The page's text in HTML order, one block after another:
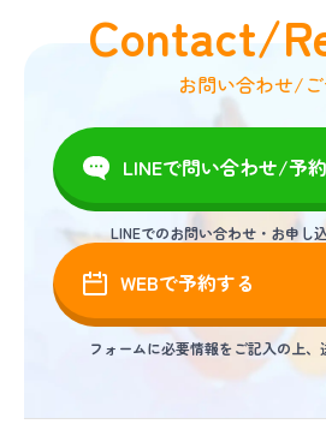
Contact/
お問い合わせ/
LINEで問い合わせ/予
LINEでのお問い合わせ・お申し
WEBで予約する
フォームに必要情報をご記入の上、